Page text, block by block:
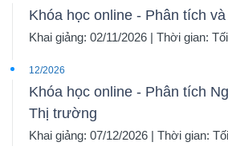
Khóa học online - Phân tích
Khai giảng: 02/11/2026 | Thời gian:
12/2026
Khóa học online - Phân tích
Thị trường
Khai giảng: 07/12/2026 | Thời gian: